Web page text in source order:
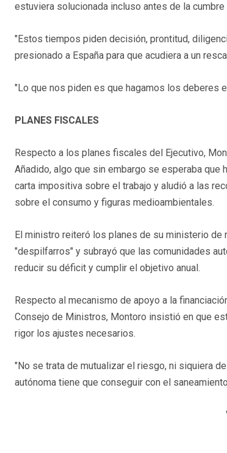
estuviera solucionada incluso antes de la
"Estos tiempos piden decisión, prontitud,
presionado a España para que acudiera a un
"Lo que nos piden es que hagamos los deberes
PLANES FISCALES
Respecto a los planes fiscales del Ejecutivo,
Añadido, algo que sin embargo se esperaba que
carta impositiva sobre el trabajo y aludió a las
sobre el consumo y figuras medioambientales.
El ministro reiteró los planes de su ministerio
"despilfarros" y subrayó que las comunidades
reducir su déficit y cumplir el objetivo anual.
Respecto al mecanismo de apoyo a la
Consejo de Ministros, Montoro insistió en que
rigor los ajustes necesarios.
"No se trata de mutualizar el riesgo, ni siquiera
autónoma tiene que conseguir con el